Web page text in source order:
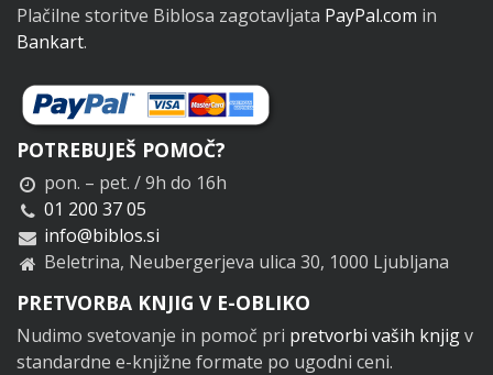
Plačilne storitve Biblosa zagotavljata PayPal.com in
Bankart.
POTREBUJEŠ POMOČ?
pon. – pet. / 9h do 16h
01 200 37 05
info@biblos.si
Beletrina, Neubergerjeva ulica 30, 1000 Ljubljana
PRETVORBA KNJIG V E-OBLIKO
Nudimo svetovanje in pomoč pri pretvorbi vaših knjigv
standardne e-knjižne formate po ugodni ceni.